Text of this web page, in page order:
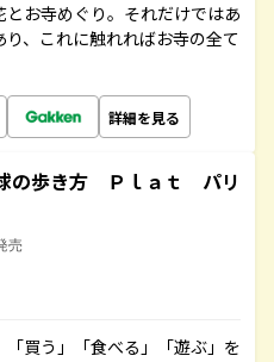
お寺めぐり。それだけではあ
、これに触れればお寺の全て
詳細を見る
の歩き方 Ｐｌａｔ パリ
売
買う」「食べる」「遊ぶ」を